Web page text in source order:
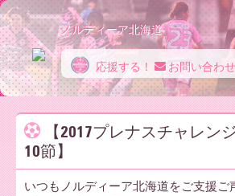
ノ
ル
ノルディーア北海道
応援する！ お問い合わせ
【2017プレナスチャレン
10節】
いつもノルディーア北海道をご支援ご